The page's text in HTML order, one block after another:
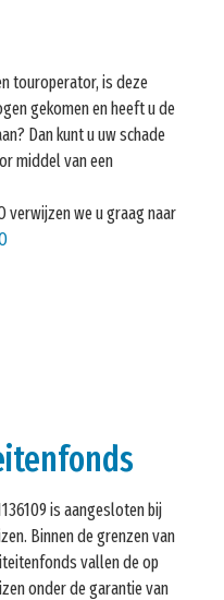
touroperator, is deze
gekomen en heeft u de
Dan kunt u uw schade
middel van een
verwijzen we u graag naar
is aangesloten bij
Binnen de grenzen van
vallen de op
onder de garantie van